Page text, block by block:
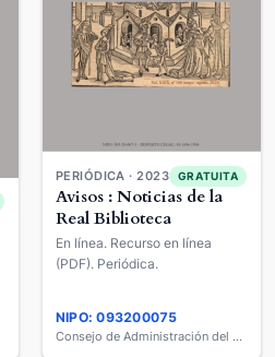
PERIÓDICA · 2023 GRATUITA
Avisos : Noticias de la
Real Biblioteca
En línea. Recurso en línea
(PDF). Periódica.
NIPO: 093200075
Consejo de Administración del Patrimonio Nacional